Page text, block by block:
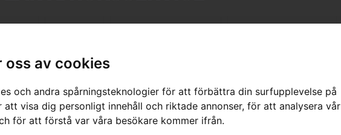
oss av cookies
och andra spårningsteknologier för att förbättra din surfupplevelse på
visa dig personligt innehåll och riktade annonser, för att analysera vår
för att förstå var våra besökare kommer ifrån.